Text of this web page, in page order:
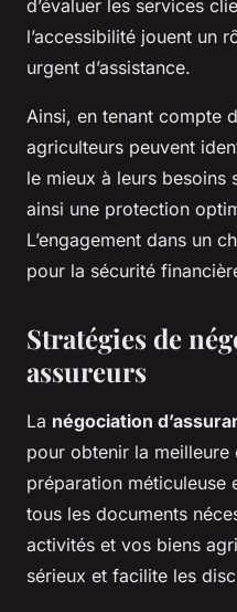
d’évaluer les services
l’accessibilité jouent un
urgent d’assistance.
Ainsi, en tenant compte
agriculteurs peuvent
le mieux à leurs besoins
ainsi une protection
L’engagement dans un
pour la sécurité
Stratégies de
assureurs
La négociation
pour obtenir la
préparation méticuleuse
tous les documents
activités et vos biens
sérieux et facilite les